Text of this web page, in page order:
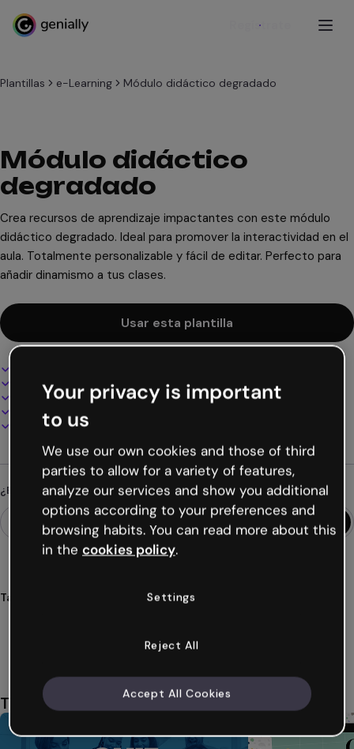
Regístrate
Plantillas e-Learning Módulo didáctico degradado
Módulo didáctico
degradado
Crea recursos de aprendizaje impactantes con este módulo
didáctico degradado. Ideal para promover la interactividad en el
aula. Totalmente personalizable y fácil de editar. Perfecto para
añadir dinamismo a tus clases.
Usar esta plantilla
100% personalizable
Añade audio, vídeo y multimedia
Presenta, comparte o publica online
Descarga en PDF, MP4 y otros formatos
¿Buscas algo diferente?
Tags
También te puede gustar
Your privacy is important
to us
We use our own cookies and those of third
parties to allow for a variety of features,
analyze our services and show you additional
options according to your preferences and
browsing habits. You can read more about this
in the cookies policy.
Settings
Reject All
Accept All Cookies